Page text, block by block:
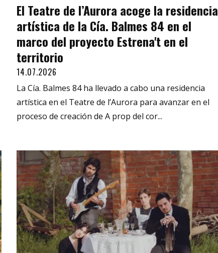
El Teatre de l’Aurora acoge la residencia
artística de la Cía. Balmes 84 en el
marco del proyecto Estrena't en el
territorio
14.07.2026
La Cía. Balmes 84 ha llevado a cabo una residencia
artística en el Teatre de l’Aurora para avanzar en el
proceso de creación de A prop del cor...